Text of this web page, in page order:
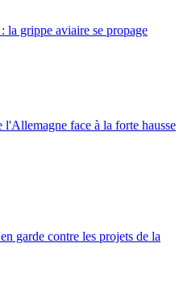
la grippe aviaire se propage
l'Allemagne face à la forte hausse
garde contre les projets de la